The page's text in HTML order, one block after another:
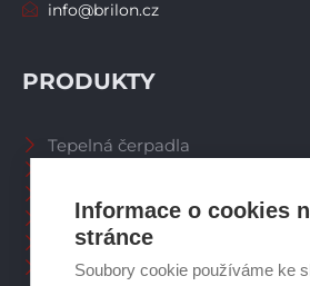
Informace o cookies
stránce
Soubory cookie používáme ke
PRODUKTY
Tepelná čerpadla
Spalinové systémy
Plynové kotle
Ostatní příslušenství
info@brilon.cz